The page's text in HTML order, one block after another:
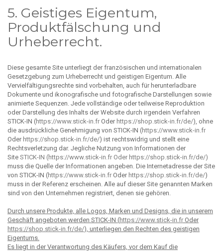
5. Geistiges Eigentum,
Produktfälschung und
Urheberrecht.
Diese gesamte Site unterliegt der französischen und internationalen
Gesetzgebung zum Urheberrecht und geistigen Eigentum. Alle
Vervielfältigungsrechte sind vorbehalten, auch für herunterladbare
Dokumente und ikonografische und fotografische Darstellungen sowie
animierte Sequenzen. Jede vollständige oder teilweise Reproduktion
oder Darstellung des Inhalts der Website durch irgendein Verfahren
STICK-IN (https://www.stick-in.fr Oder https://shop.stick-in.fr/de/), ohne
die ausdrückliche Genehmigung von STICK-IN (https://www.stick-in.fr
Oder https://shop.stick-in.fr/de/) ist rechtswidrig und stellt eine
Rechtsverletzung dar. Jegliche Nutzung von Informationen der
Site STICK-IN (https://www.stick-in.fr Oder https://shop.stick-in.fr/de/)
muss die Quelle der Informationen angeben. Die Internetadresse der Site
von STICK-IN (https://www.stick-in.fr Oder https://shop.stick-in.fr/de/)
muss in der Referenz erscheinen. Alle auf dieser Site genannten Marken
sind von den Unternehmen registriert, denen sie gehören.
Durch unsere Produkte, alle Logos, Marken und Designs, die in unserem
Geschäft angeboten werden STICK-IN (https://www.stick-in.fr Oder
https://shop.stick-in.fr/de/), unterliegen den Rechten des geistigen
Eigentums.
Es liegt in der Verantwortung des Käufers, vor dem Kauf die